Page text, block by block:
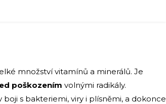
množství vitamínů a minerálů. Je
poškozením volnými radikály.
s bakteriemi, viry i plísněmi, a dokonce